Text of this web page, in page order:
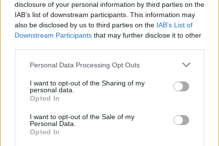
disclosure of your personal information by third parties on the
IAB’s list of downstream participants. This information may
also be disclosed by us to third parties on the IAB’s List of
Downstream Participants that may further disclose it to other
Please note that this website/app uses one or more Google
not limited to your visit or usage behaviour. You may click to
grant or deny consent to Google and its third-party tags to
use your data for below specified purposes in below Google
consent section.
Personal Data Processing Opt Outs
I want to opt-out of the Sharing of my
personal data.
Opted In
I want to opt-out of the Sale of my
Personal Data.
Opted In
Τελική Μίξη: Κώστας Βαρυμποπιώτης
Μουσική: The Boy Μακιγιάζ: Εύη Ζαφειροπούλου
Αρχόντισα Κοκοτσάκη
Παραγωγή: Γιάννης Ιακωβίδης (Black Orange)